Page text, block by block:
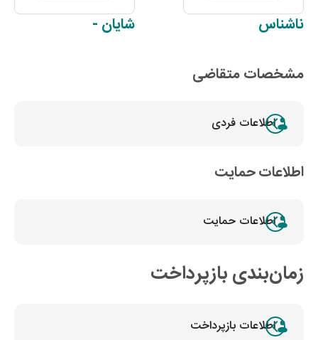
ناشناس شایان -
مشخصات متقاضی
اطلاعات فردی
اطلاعات حمایت
اطلاعات حمایت
زمان‌بندی بازپرداخت
اطلاعات بازپرداخت